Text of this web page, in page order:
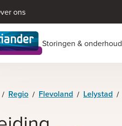
ons
Storingen & onderhoud
/ Regio / Flevoland / Lelystad /